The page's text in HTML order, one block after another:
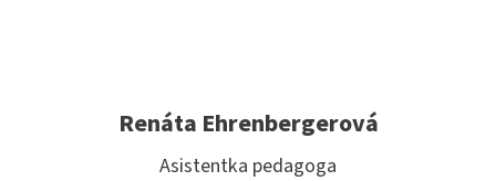
Renáta Ehrenbergerová
Asistentka pedagoga